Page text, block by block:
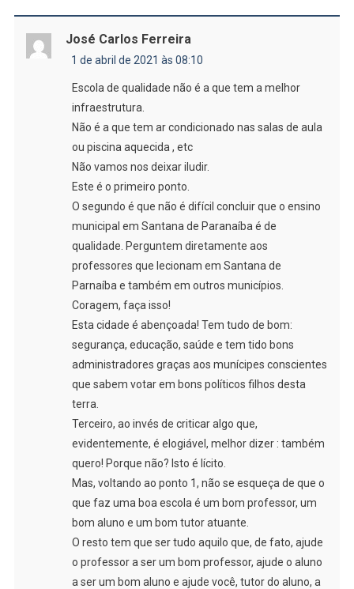
José Carlos Ferreira
1 de abril de 2021 às 08:10
Escola de qualidade não é a que tem a melhor
infraestrutura.
Não é a que tem ar condicionado nas salas de aula
ou piscina aquecida , etc
Não vamos nos deixar iludir.
Este é o primeiro ponto.
O segundo é que não é difícil concluir que o ensino
municipal em Santana de Paranaíba é de
qualidade. Perguntem diretamente aos
professores que lecionam em Santana de
Parnaíba e também em outros municípios.
Coragem, faça isso!
Esta cidade é abençoada! Tem tudo de bom:
segurança, educação, saúde e tem tido bons
administradores graças aos munícipes conscientes
que sabem votar em bons políticos filhos desta
terra.
Terceiro, ao invés de criticar algo que,
evidentemente, é elogiável, melhor dizer : também
quero! Porque não? Isto é lícito.
Mas, voltando ao ponto 1, não se esqueça de que o
que faz uma boa escola é um bom professor, um
bom aluno e um bom tutor atuante.
O resto tem que ser tudo aquilo que, de fato, ajude
o professor a ser um bom professor, ajude o aluno
a ser um bom aluno e ajude você, tutor do aluno, a